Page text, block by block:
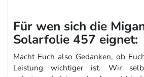
Für wen sich die
Solarfolie 457 eignet:
Macht Euch also Gedanken, ob
Leistung wichtiger ist. Wir